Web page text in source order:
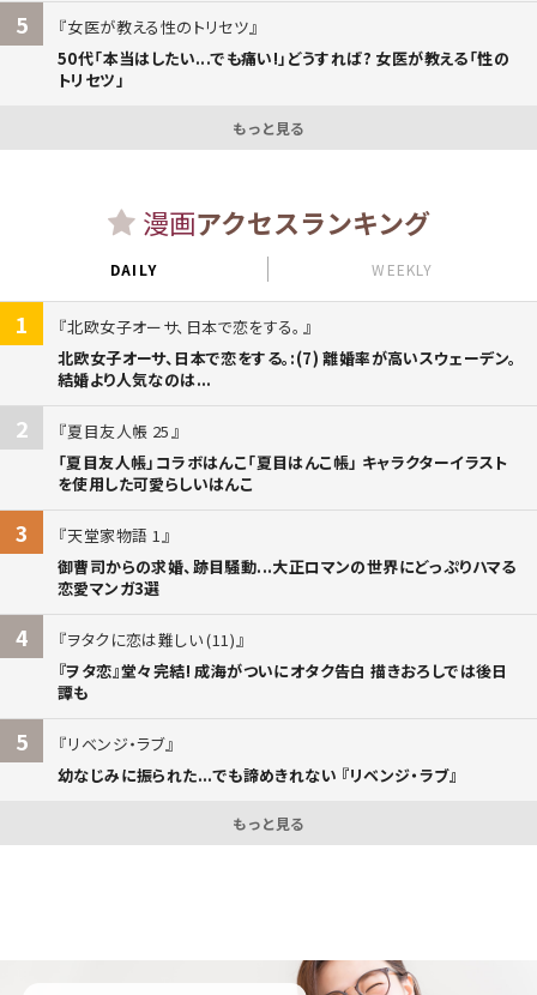
5
女医が教える性のトリセツ
50代「本当はしたい...でも痛い!」どうすれば? 女医が教える「性の
トリセツ」
もっと見る
漫画アクセスランキング
DAILY WEEKLY
1
北欧女子オーサ、日本で恋をする。
北欧女子オーサ、日本で恋をする。:(7) 離婚率が高いスウェーデン。
結婚より人気なのは...
2
夏目友人帳 25
「夏目友人帳」コラボはんこ「夏目はんこ帳」 キャラクターイラスト
を使用した可愛らしいはんこ
3
天堂家物語 1
御曹司からの求婚、跡目騒動...大正ロマンの世界にどっぷりハマる
恋愛マンガ3選
4
ヲタクに恋は難しい (11)
『ヲタ恋』堂々完結! 成海がついにオタク告白 描きおろしでは後日
譚も
5
リベンジ・ラブ
幼なじみに振られた...でも諦めきれない 『リベンジ・ラブ』
もっと見る